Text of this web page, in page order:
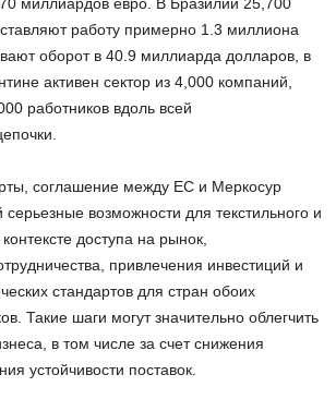
работу примерно 1.3 миллиона
оборот в 40.9 миллиарда долларов, в
активен сектор из 4,000 компаний,
работников вдоль всей
соглашение между ЕС и Меркосур
серьезные возможности для текстильного и
доступа на рынок,
привлечения инвестиций и
стандартов для стран обоих
Такие шаги могут значительно облегчить
в том числе за счет снижения
устойчивости поставок.